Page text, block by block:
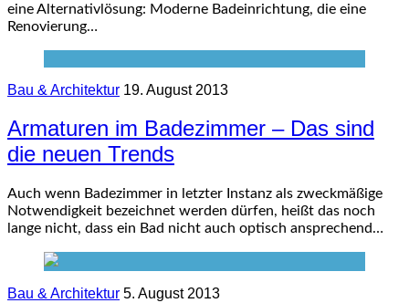
eine Alternativlösung: Moderne Badeinrichtung, die eine
Renovierung…
Bau & Architektur 19. August 2013
Armaturen im Badezimmer – Das sind
die neuen Trends
Auch wenn Badezimmer in letzter Instanz als zweckmäßige
Notwendigkeit bezeichnet werden dürfen, heißt das noch
lange nicht, dass ein Bad nicht auch optisch ansprechend…
Bau & Architektur 5. August 2013